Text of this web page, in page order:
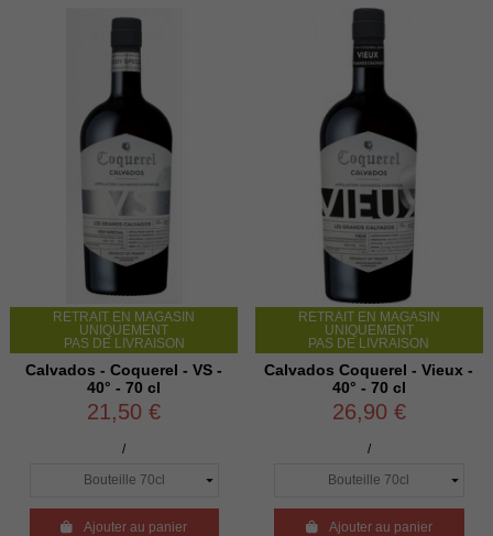
RETRAIT EN MAGASIN
UNIQUEMENT
PAS DE LIVRAISON
Calvados - Coquerel - VS -
40° - 70 cl
21,50 €
/
Ajouter au panier
RETRAIT EN MAGASIN
UNIQUEMENT
PAS DE LIVRAISON
Calvados Coquerel - Vieux -
40° - 70 cl
26,90 €
/
Ajouter au panier